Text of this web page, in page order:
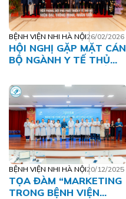
BỆNH VIỆN NHI HÀ NỘI26/02/2026
HỘI NGHỊ GẶP MẶT CÁN
BỘ NGÀNH Y TẾ THỦ
THUỐC VIỆT NAM
(27/02/1955 –
27/02/2026)
BỆNH VIỆN NHI HÀ NỘI20/12/2025
TỌA ĐÀM “MARKETING
TRONG BỆNH VIỆN